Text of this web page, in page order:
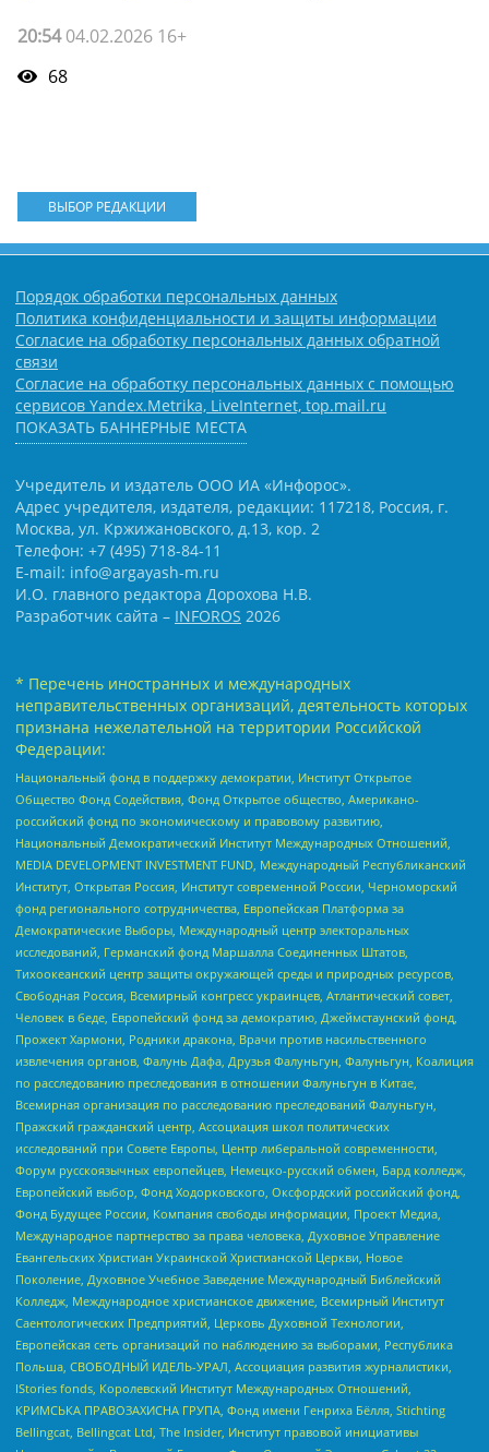
20:5404.02.2026 16+
68
ВЫБОР РЕДАКЦИИ
Порядок обработки персональных данных
Политика конфиденциальности и защиты информации
Согласие на обработку персональных данных обратной
связи
Согласие на обработку персональных данных с помощью
сервисов Yandex.Metrika, LiveInternet, top.mail.ru
ПОКАЗАТЬ БАННЕРНЫЕ МЕСТА
Учредитель и издатель ООО ИА «Инфорос».
Адрес учредителя, издателя, редакции: 117218, Россия, г.
Москва, ул. Кржижановского, д.13, кор. 2
Телефон: +7 (495) 718-84-11
E-mail: info@argayash-m.ru
И.О. главного редактора Дорохова Н.В.
Разработчик сайта – INFOROS 2026
* Перечень иностранных и международных
неправительственных организаций, деятельность которых
признана нежелательной на территории Российской
Федерации:
Национальный фонд в поддержку демократии, Институт Открытое
Общество Фонд Содействия, Фонд Открытое общество, Американо-
российский фонд по экономическому и правовому развитию,
Национальный Демократический Институт Международных Отношений,
MEDIA DEVELOPMENT INVESTMENT FUND, Международный Республиканский
Институт, Открытая Россия, Институт современной России, Черноморский
фонд регионального сотрудничества, Европейская Платформа за
Демократические Выборы, Международный центр электоральных
исследований, Германский фонд Маршалла Соединенных Штатов,
Тихоокеанский центр защиты окружающей среды и природных ресурсов,
Свободная Россия, Всемирный конгресс украинцев, Атлантический совет,
Человек в беде, Европейский фонд за демократию, Джеймстаунский фонд,
Прожект Хармони, Родники дракона, Врачи против насильственного
извлечения органов, Фалунь Дафа, Друзья Фалуньгун, Фалуньгун, Коалиция
по расследованию преследования в отношении Фалуньгун в Китае,
Всемирная организация по расследованию преследований Фалуньгун,
Пражский гражданский центр, Ассоциация школ политических
исследований при Совете Европы, Центр либеральной современности,
Форум русскоязычных европейцев, Немецко-русский обмен, Бард колледж,
Европейский выбор, Фонд Ходорковского, Оксфордский российский фонд,
Фонд Будущее России, Компания свободы информации, Проект Медиа,
Международное партнерство за права человека, Духовное Управление
Евангельских Христиан Украинской Христианской Церкви, Новое
Поколение, Духовное Учебное Заведение Международный Библейский
Колледж, Международное христианское движение, Всемирный Институт
Саентологических Предприятий, Церковь Духовной Технологии,
Европейская сеть организаций по наблюдению за выборами, Республика
Польша, СВОБОДНЫЙ ИДЕЛЬ-УРАЛ, Ассоциация развития журналистики,
IStories fonds, Королевский Институт Международных Отношений,
КРИМСЬКА ПРАВОЗАХИСНА ГРУПА, Фонд имени Генриха Бёлля, Stichting
Bellingcat, Bellingcat Ltd, The Insider, Институт правовой инициативы